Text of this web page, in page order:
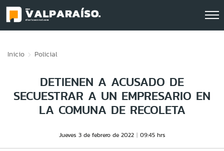
Inicio Policial
DETIENEN A ACUSADO DE
SECUESTRAR A UN EMPRESARIO EN
LA COMUNA DE RECOLETA
Jueves 3 de febrero de 2022 09:45 hrs